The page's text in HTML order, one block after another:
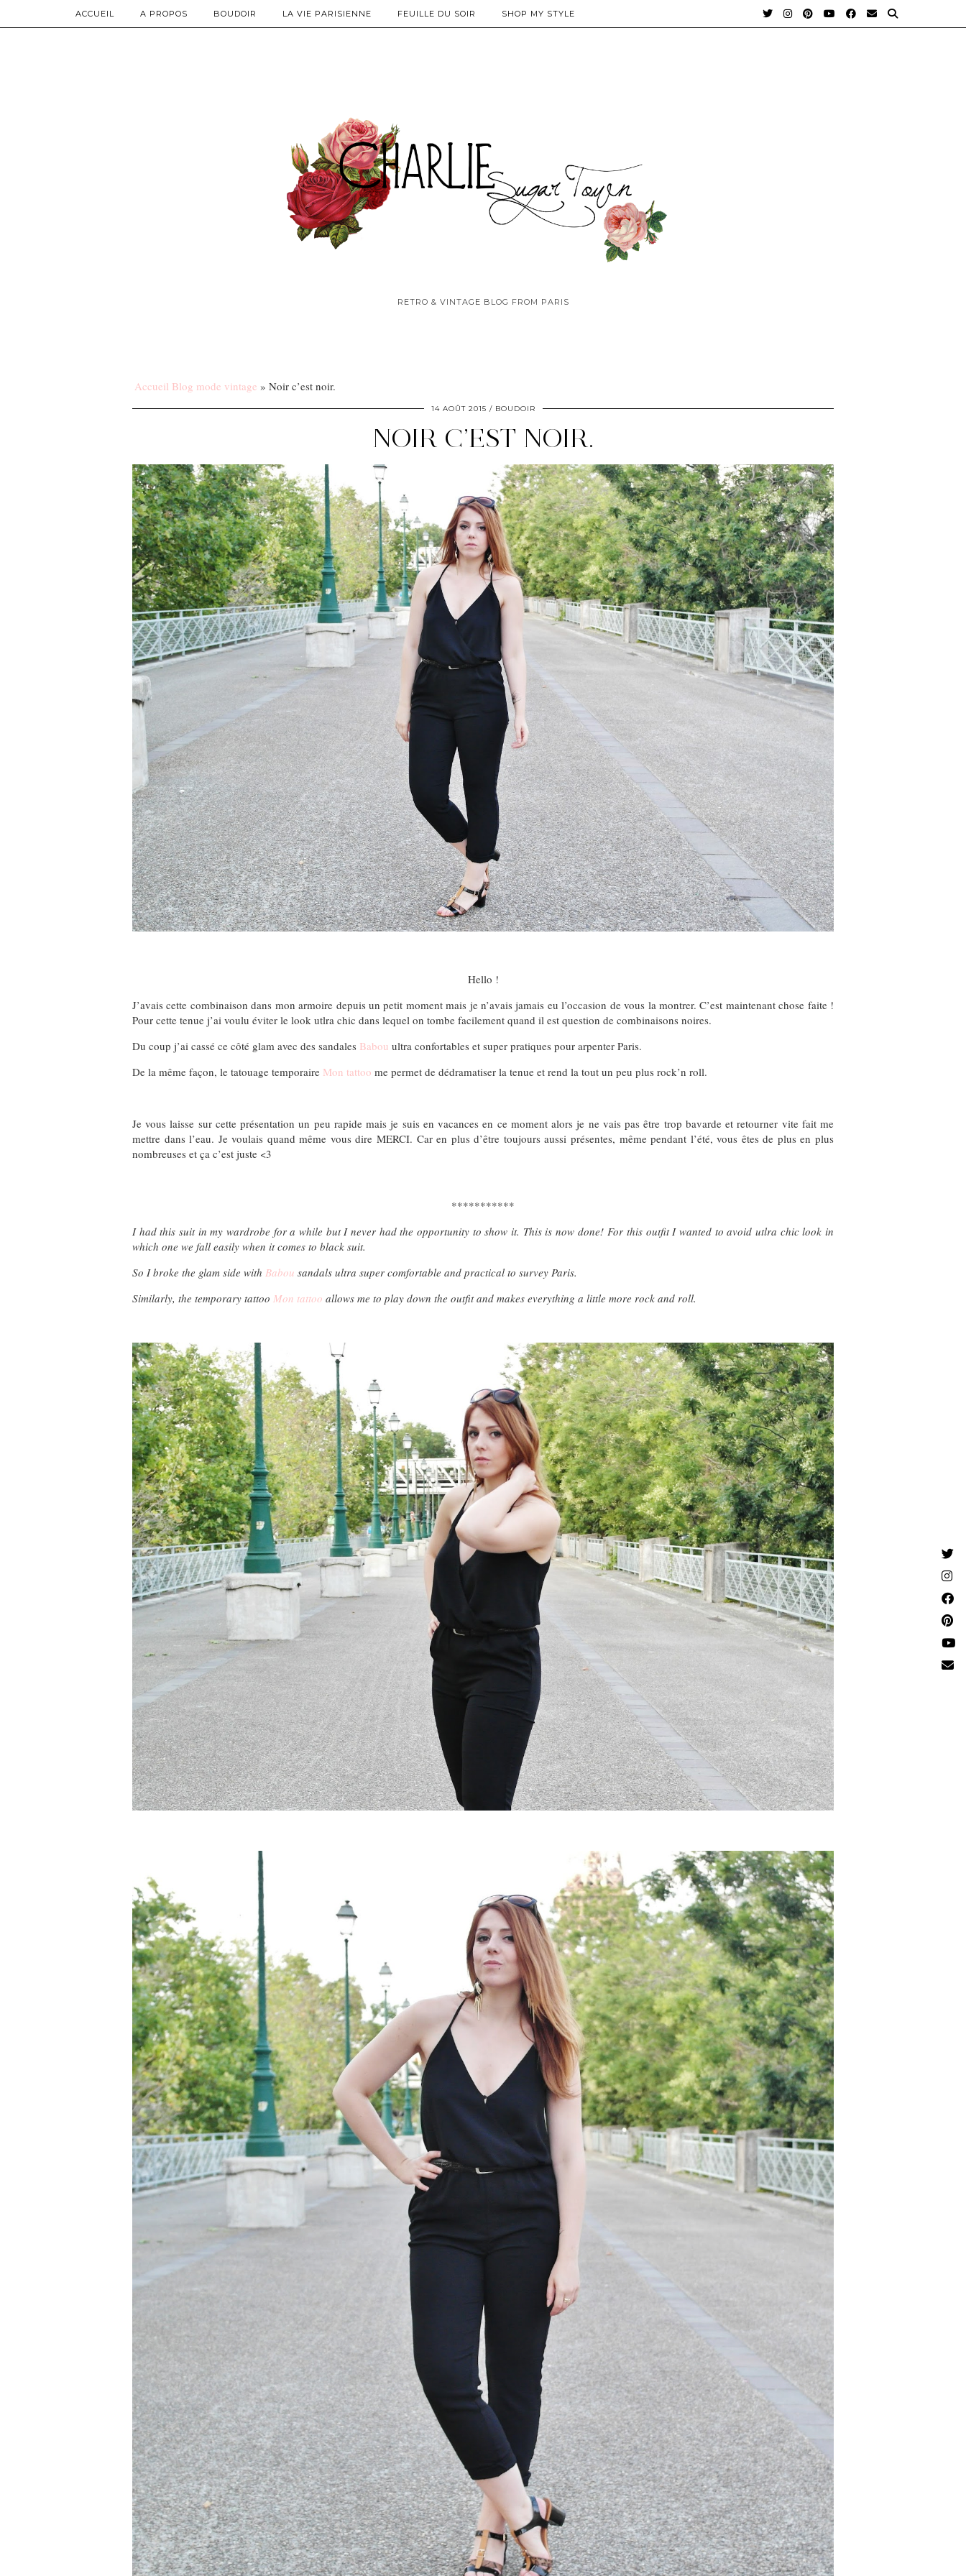
RETRO & VINTAGE BLOG FROM PARIS
ACCUEIL A PROPOS BOUDOIR LA VIE PARISIENNE FEUILLE DU SOIR SHOP MY STYLE
Accueil Blog mode vintage » Noir c’est noir.
14 AOÛT 2015 BOUDOIR
NOIR C’EST NOIR.
Hello !
J’avais cette combinaison dans mon armoire depuis un petit moment mais je n’avais jamais eu l’occasion de vous la montrer. C’est maintenant chose faite !
Pour cette tenue j’ai voulu éviter le look utlra chic dans lequel on tombe facilement quand il est question de combinaisons noires.
Du coup j’ai cassé ce côté glam avec des sandales Babou ultra confortables et super pratiques pour arpenter Paris.
De la même façon, le tatouage temporaire Mon tattoo me permet de dédramatiser la tenue et rend la tout un peu plus rock’n roll.
Je vous laisse sur cette présentation un peu rapide mais je suis en vacances en ce moment alors je ne vais pas être trop bavarde et retourner vite fait me
mettre dans l’eau. Je voulais quand même vous dire MERCI. Car en plus d’être toujours aussi présentes, même pendant l’été, vous êtes de plus en plus
nombreuses et ça c’est juste <3
***********
I had this suit in my wardrobe for a while but I never had the opportunity to show it. This is now done!For this outfit I wanted to avoid utlra chic look in
which one we fall easily when it comes to black suit.
So I broke the glam side with Babou sandals ultra super comfortable and practical to survey Paris.
Similarly, the temporary tattoo Mon tattoo allows me to play down the outfit and makes everything a little more rock and roll.